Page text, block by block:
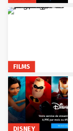
FILMS
DISNEY